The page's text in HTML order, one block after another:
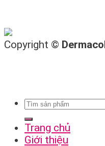
Copyright ©
Trang chủ
Giới thiệu